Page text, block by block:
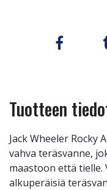
Tuotteen
Jack Wheeler Rocky
vahva teräsvanne,
maastoon että
alkuperäisiä